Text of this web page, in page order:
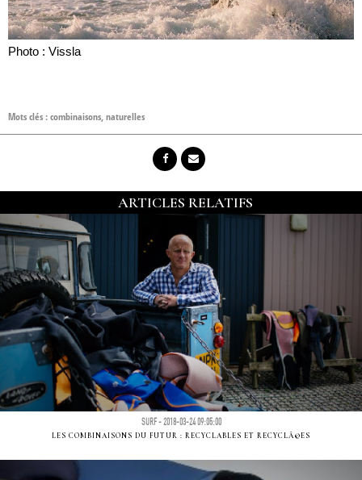
Photo : Vissla
Mots clés :combinaisons,naturelles
ARTICLES RELATIFS
SURF - 2018-03-24 09:05:00
LES COMBINAISONS DU FUTUR : RECYCLABLES ET RECYCLÃ©ES